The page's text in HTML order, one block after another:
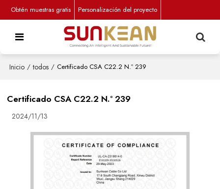
Obtén muestras gratis Personalización del proyecto
Inicio / todos / Certificado CSA C22.2 N.º 239
Certificado CSA C22.2 N.º 239
2024/11/13